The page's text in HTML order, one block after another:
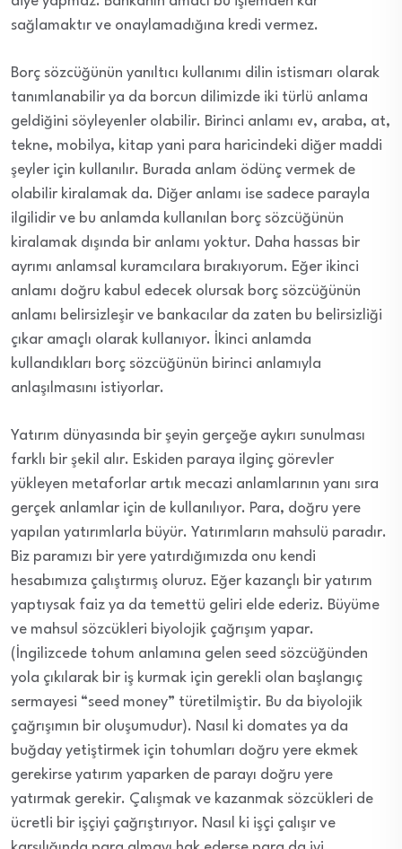
sağlamaktır ve onaylamadığına kredi vermez.
Borç sözcüğünün yanıltıcı kullanımı dilin istismarı olarak
tanımlanabilir ya da borcun dilimizde iki türlü anlama
geldiğini söyleyenler olabilir. Birinci anlamı ev, araba, at,
tekne, mobilya, kitap yani para haricindeki diğer maddi
şeyler için kullanılır. Burada anlam ödünç vermek de
olabilir kiralamak da. Diğer anlamı ise sadece parayla
ilgilidir ve bu anlamda kullanılan borç sözcüğünün
kiralamak dışında bir anlamı yoktur. Daha hassas bir
ayrımı anlamsal kuramcılara bırakıyorum. Eğer ikinci
anlamı doğru kabul edecek olursak borç sözcüğünün
anlamı belirsizleşir ve bankacılar da zaten bu belirsizliği
çıkar amaçlı olarak kullanıyor. İkinci anlamda
kullandıkları borç sözcüğünün birinci anlamıyla
anlaşılmasını istiyorlar.
Yatırım dünyasında bir şeyin gerçeğe aykırı sunulması
farklı bir şekil alır. Eskiden paraya ilginç görevler
yükleyen metaforlar artık mecazi anlamlarının yanı sıra
gerçek anlamlar için de kullanılıyor. Para, doğru yere
yapılan yatırımlarla büyür. Yatırımların mahsulü paradır.
Biz paramızı bir yere yatırdığımızda onu kendi
hesabımıza çalıştırmış oluruz. Eğer kazançlı bir yatırım
yaptıysak faiz ya da temettü geliri elde ederiz. Büyüme
ve mahsul sözcükleri biyolojik çağrışım yapar.
(İngilizcede tohum anlamına gelen seed sözcüğünden
yola çıkılarak bir iş kurmak için gerekli olan başlangıç
sermayesi “seed money” türetilmiştir. Bu da biyolojik
çağrışımın bir oluşumudur). Nasıl ki domates ya da
buğday yetiştirmek için tohumları doğru yere ekmek
gerekirse yatırım yaparken de parayı doğru yere
yatırmak gerekir. Çalışmak ve kazanmak sözcükleri de
ücretli bir işçiyi çağrıştırıyor. Nasıl ki işçi çalışır ve